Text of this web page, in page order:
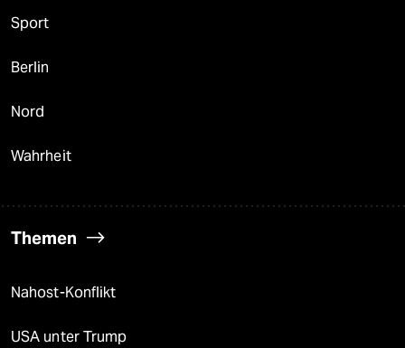
Sport
Berlin
Nord
Wahrheit
Themen
Nahost-Konflikt
USA unter Trump